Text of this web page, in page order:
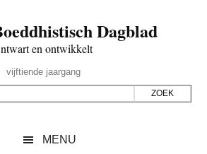
Dagblad
en ontwikkelt
vijftiende jaargang
MENU